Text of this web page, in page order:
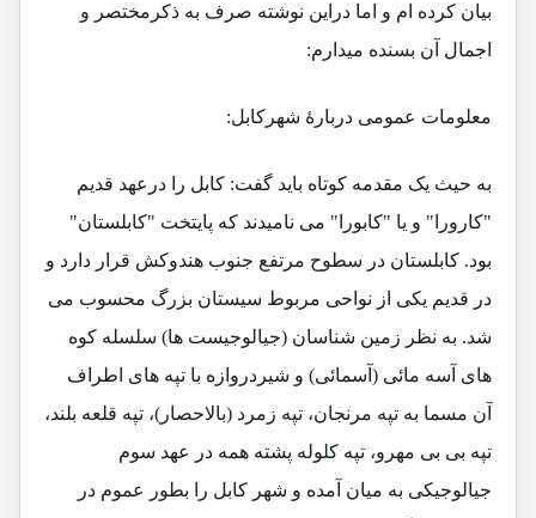
بیان کرده ام و اما دراین نوشته صرف به ذکرمختصر و
اجمال آن بسنده میدارم:
معلومات عمومی دربارۀ شهرکابل:
به حیث یک مقدمه کوتاه باید گفت: کابل را درعهد قدیم
"کارورا" و یا "کابورا" می نامیدند که پایتخت "کابلستان"
بود. کابلستان در سطوح مرتفع جنوب هندوکش قرار دارد و
در قدیم یکی از نواحی مربوط سیستان بزرگ محسوب می
شد. به نظر زمین شناسان (جیالوجیست ها) سلسله کوه
های آسه مائی (آسمائی) و شیردروازه با تپه های اطراف
آن مسما به تپه مرنجان، تپه زمرد (بالاحصار)، تپه قلعه بلند،
تپه بی بی مهرو، تپه کلوله پشته همه در عهد سوم
جیالوجیکی به میان آمده و شهر کابل را بطور عموم در